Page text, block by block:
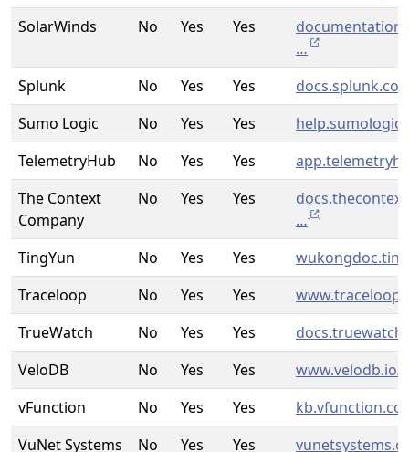
SolarWinds
No Yes Yes
…
Splunk
No Yes Yes
Sumo Logic
No Yes Yes
TelemetryHub
No Yes Yes
The Context
Company
No Yes Yes
…
TingYun
No Yes Yes
Traceloop
No Yes Yes
TrueWatch
No Yes Yes
VeloDB
No Yes Yes
www.velodb.io/
vFunction
No Yes Yes
VuNet Systems
No Yes Yes